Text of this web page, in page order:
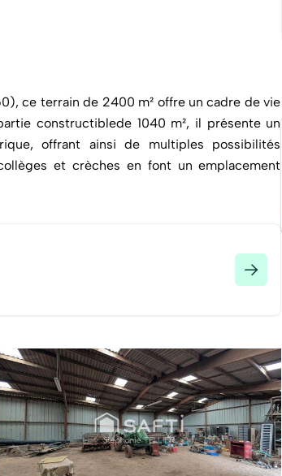
ce terrain de 2400 m² offre un cadre de vie
constructiblede 1040 m², il présente un
offrant ainsi de multiples possibilités
et crèches en font un emplacement
quête d'espace et de tranquillité. Avec son
il offre un environnement propice à la
Tél. : [Coordonnées masquées], E-mail :
au RSAC de Saint-Brieuc sous le
vendeur.